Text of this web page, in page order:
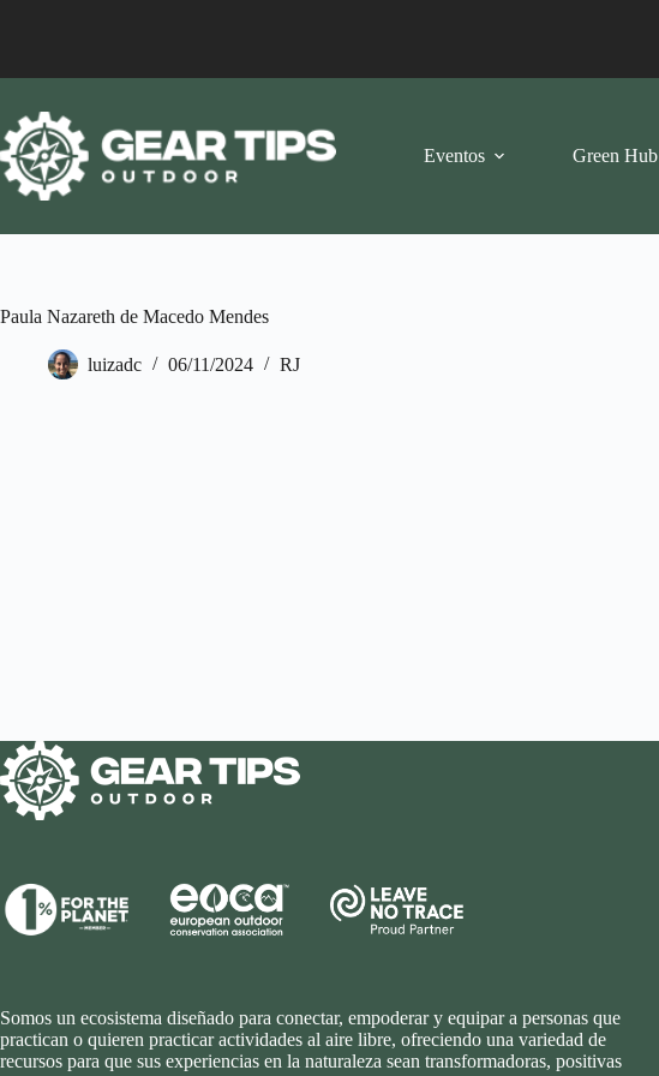
Eventos Green Hub
Paula Nazareth de Macedo Mendes
luizadc 06/11/2024 RJ
Somos un ecosistema diseñado para conectar, empoderar y equipar a personas que
practican o quieren practicar actividades al aire libre, ofreciendo una variedad de
recursos para que sus experiencias en la naturaleza sean transformadoras, positivas